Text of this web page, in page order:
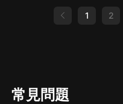
1 2
常見問題